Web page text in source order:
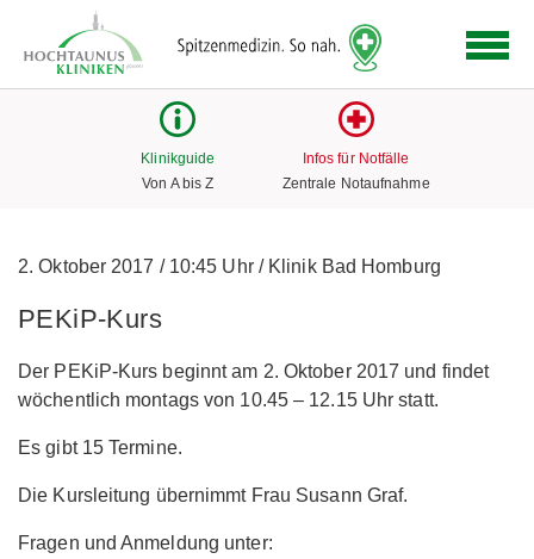
Link
zur
Klinikguide
Von A bis Z
Infos für Notfälle
Zentrale Notaufnahme
2. Oktober 2017 /10:45 Uhr /Klinik Bad Homburg
PEKiP-Kurs
Der PEKiP-Kurs beginnt am 2. Oktober 2017 und findet
wöchentlich montags von 10.45 – 12.15 Uhr statt.
Es gibt 15 Termine.
Die Kursleitung übernimmt Frau Susann Graf.
Fragen und Anmeldung unter: